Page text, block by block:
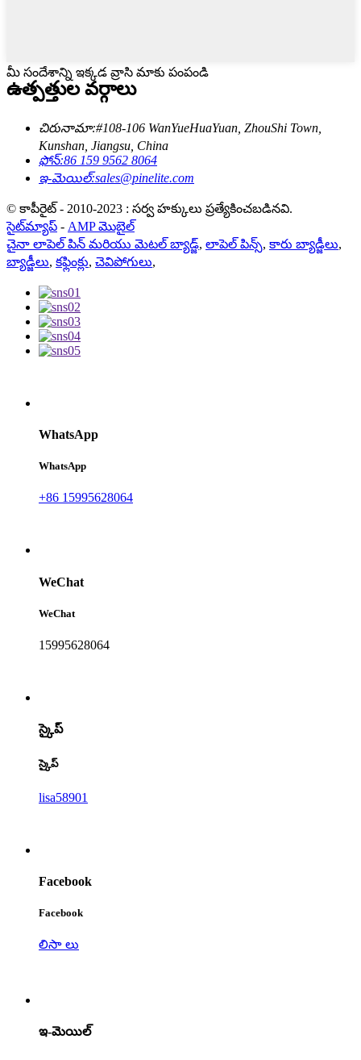
మీ సందేశాన్ని ఇక్కడ వ్రాసి మాకు పంపండి
ఉత్పత్తుల వర్గాలు
చిరునామా:#108-106 WanYueHuaYuan, ZhouShi Town,
Kunshan, Jiangsu, China
ఫోన్:86 159 9562 8064
ఇ-మెయిల్:sales@pinelite.com
© కాపీరైట్ - 2010-2023 : సర్వ హక్కులు ప్రత్యేకించబడినవి.
సైట్‌మ్యాప్ - AMP మొబైల్
చైనా లాపెల్ పిన్ మరియు మెటల్ బ్యాడ్జ్, లాపెల్ పిన్స్, కారు బ్యాడ్జీలు,
బ్యాడ్జీలు, కఫ్లింక్లు, చెవిపోగులు,
WhatsApp
WhatsApp
+86 15995628064
WeChat
WeChat
15995628064
స్కైప్
స్కైప్
lisa58901
Facebook
Facebook
లిసా లు
ఇ-మెయిల్